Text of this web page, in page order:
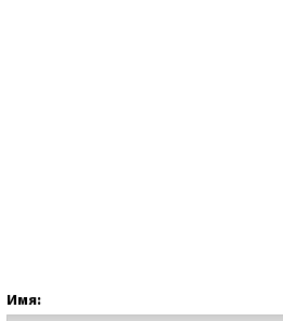
Имя: